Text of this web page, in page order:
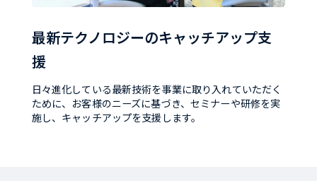
最新テクノロジーのキャッチアップ支
援
日々進化している最新技術を事業に取り入れていただく
ために、お客様のニーズに基づき、セミナーや研修を実
施し、キャッチアップを支援します。